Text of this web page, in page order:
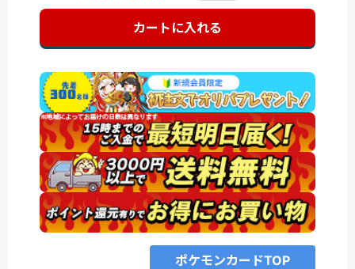
カートに入れる
ポケモンカードTOP